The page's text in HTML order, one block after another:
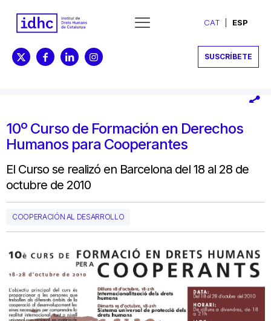
CAT ESP
SUSCRÍBETE
10º Curso de Formación en Derechos
Humanos para Cooperantes
El Curso se realizó en Barcelona del 18 al 28 de
octubre de 2010
COOPERACIÓN AL DESARROLLO